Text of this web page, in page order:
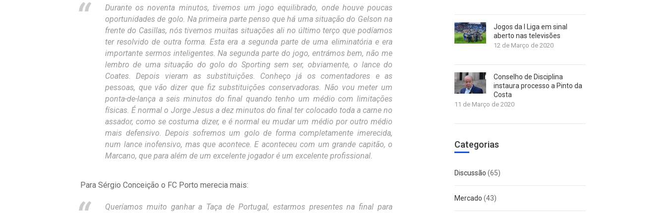
Durante os noventa minutos, tivemos um jogo equilibrado, onde houve poucas
oportunidades de golo. Na primeira parte penso que há uma situação do Gelson na
frente do Casillas, nós tivemos muitas situações ali no último terço que podíamos
ter resolvido de outra forma. Esta era a segunda parte de uma eliminatória e era
importante sermos inteligentes. Na segunda parte do jogo, entrámos bem, não me
lembro de uma situação do golo do Sporting sem ser, obviamente, o lance do
Coates. Depois vieram as substituições. Conheço já os comentadores e as
pessoas, que vão dizer que fiz substituições conservadoras. Não vou meter um
ponta-de-lança a seis minutos do final quando tenho um médio com limitações
físicas. É normal o Jorge Jesus a dez minutos do final ter colocado toda a carne no
assador, como se costuma dizer, e é normal eu mudar um médio por outro médio
mais defensivo. Depois sofremos um golo de forma completamente imerecida,
num lance inofensivo, mas que acontece. E aconteceu com um grande capitão, o
Marcano, que para além de um excelente jogador é um excelente profissional.
Para Sérgio Conceição o FC Porto merecia mais:
Queríamos muito ganhar a Taça de Portugal, estarmos presentes na final para
Jogos da I Liga em sinal
aberto nas televisões
12 de Março de 2020
Conselho de Disciplina
instaura processo a Pinto da
Costa
11 de Março de 2020
Categorias
Discussão (65)
Mercado (43)